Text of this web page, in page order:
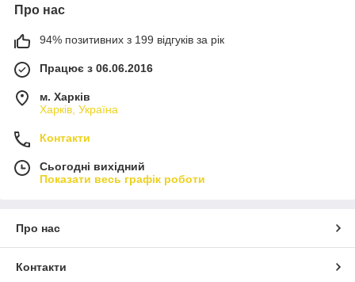
Про нас
94% позитивних з 199 відгуків за рік
Працює з 06.06.2016
м. Харків
Харків, Україна
Контакти
Сьогодні вихідний
Показати весь графік роботи
Про нас
Контакти